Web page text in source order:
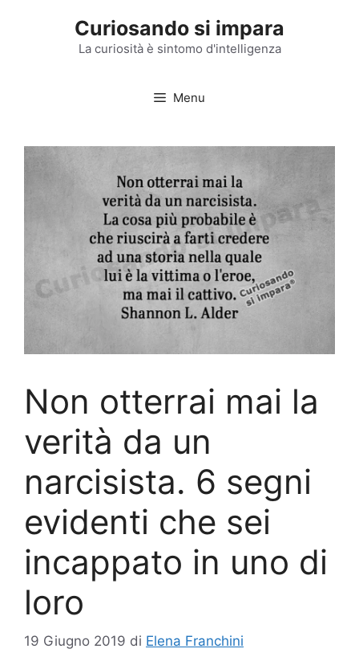
Curiosando si impara
La curiosità è sintomo d'intelligenza
Menu
Non otterrai mai la
verità da un
narcisista. 6 segni
evidenti che sei
incappato in uno di
loro
19 Giugno 2019 di Elena Franchini